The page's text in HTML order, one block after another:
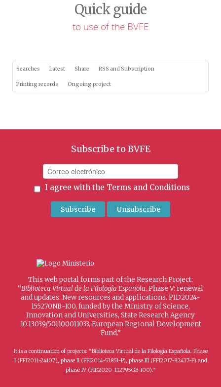
Quick guide
to use of the BVFE
Searches Latest Share RSS and Subscription
Printing records Ongoing project
Subscribe to BVFE
I agree with the Terms and Conditions
This web portal forms part of the Research Project:
“Biblioteca Virtual de la Filología Española. Phase V: renewal
and updates. New resources and applications. PID2024-
155270NB-I00, funded by the Ministry of Science,
Innovation and Universities, State Research Agency
10.13039/501100011033, European Regional Development
Fund.”
It is a continuation of projects: “Biblioteca Virtual de la Filología Española. Phase
I (FFI2011-24107), phase II (FFI2014-53851-P), phase III (FFI2017-82437-P) and
phase IV (PID2020-112795GB-I00).”